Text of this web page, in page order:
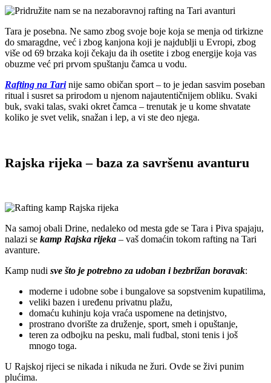
Tara je posebna. Ne samo zbog svoje boje koja se menja od tirkizne
do smaragdne, već i zbog kanjona koji je najdublji u Evropi, zbog
više od 69 brzaka koji čekaju da ih osetite i zbog energije koja vas
obuzme već pri prvom spuštanju čamca u vodu.
Rafting na Tarinije samo običan sport – to je jedan sasvim poseban
ritual i susret sa prirodom u njenom najautentičnijem obliku. Svaki
buk, svaki talas, svaki okret čamca – trenutak je u kome shvatate
koliko je svet velik, snažan i lep, a vi ste deo njega.
Rajska rijeka – baza za savršenu avanturu
Na samoj obali Drine, nedaleko od mesta gde se Tara i Piva spajaju,
nalazi se kamp Rajska rijeka – vaš domaćin tokom rafting na Tari
avanture.
Kamp nudi sve što je potrebno za udoban i bezbrižan boravak:
moderne i udobne sobe i bungalove sa sopstvenim kupatilima,
veliki bazen i uređenu privatnu plažu,
domaću kuhinju koja vraća uspomene na detinjstvo,
prostrano dvorište za druženje, sport, smeh i opuštanje,
teren za odbojku na pesku, mali fudbal, stoni tenis i još
mnogo toga.
U Rajskoj rijeci se nikada i nikuda ne žuri. Ovde se živi punim
plućima.